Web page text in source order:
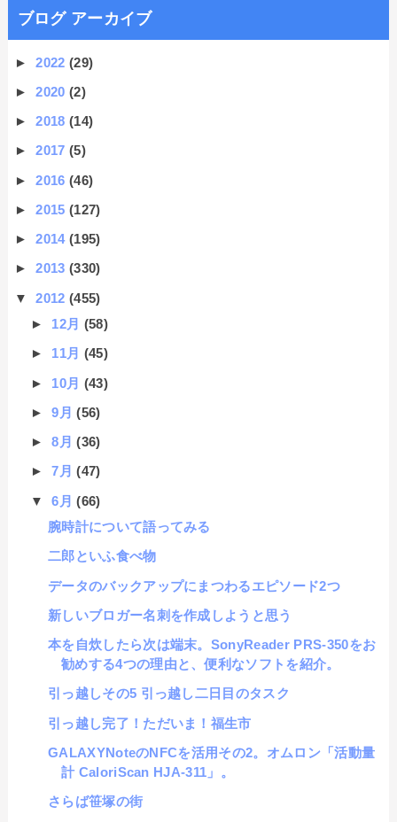
ブログ アーカイブ
►2022(29)
►2020(2)
►2018(14)
►2017(5)
►2016(46)
►2015(127)
►2014(195)
►2013(330)
▼2012(455)
► 12月 (58)
► 11月 (45)
► 10月 (43)
►9月(56)
►8月(36)
►7月(47)
▼6月(66)
腕時計について語ってみる
二郎といふ食べ物
データのバックアップにまつわるエピソード2つ
新しいブロガー名刺を作成しようと思う
本を自炊したら次は端末。SonyReader PRS-350をお
勧めする4つの理由と、便利なソフトを紹介。
引っ越しその5 引っ越し二日目のタスク
引っ越し完了！ただいま！福生市
GALAXYNoteのNFCを活用その2。オムロン「活動量
計 CaloriScan HJA-311」。
さらば笹塚の街